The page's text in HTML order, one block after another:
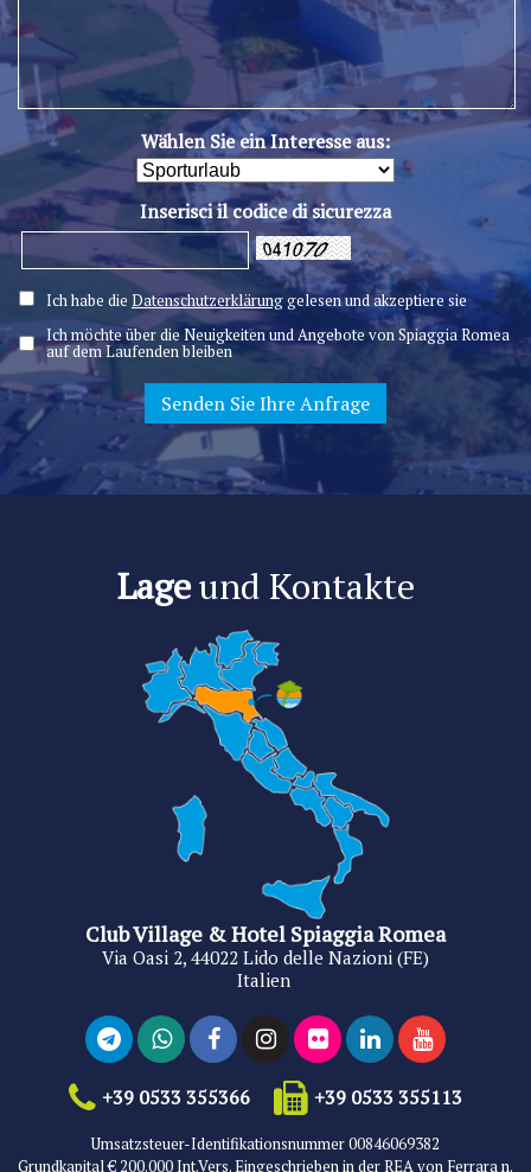
Wählen Sie ein Interesse aus:
Inserisci il codice di sicurezza
Ich habe die Datenschutzerklärunggelesen und akzeptiere sie
Ich möchte über die Neuigkeiten und Angebote von Spiaggia Romea
auf dem Laufenden bleiben
Lageund Kontakte
Club Village & Hotel Spiaggia Romea
Via Oasi 2, 44022 Lido delle Nazioni (FE)
Italien
+39 0533 355366 +39 0533 355113
Umsatzsteuer-Identifikationsnummer 00846069382
Grundkapital € 200.000 Int.Vers. Eingeschrieben in der REA von Ferrara n.